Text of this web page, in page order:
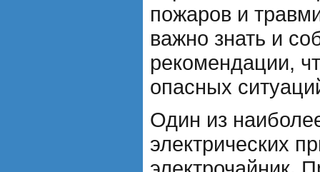
пожаров и
важно знать и
рекомендации,
опасных
Один из
электрических